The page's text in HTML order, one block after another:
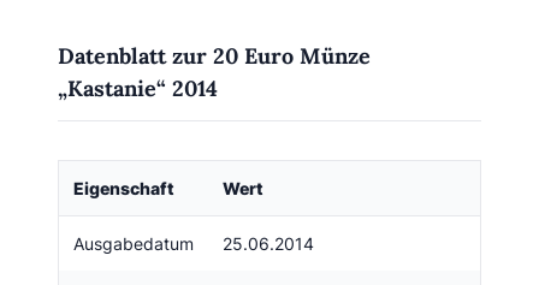
Datenblatt zur 20 Euro Münze
„Kastanie“ 2014
Eigenschaft Wert
Ausgabedatum 25.06.2014